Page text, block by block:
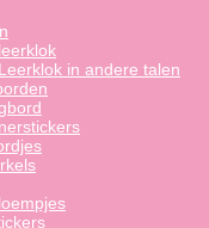
in andere talen